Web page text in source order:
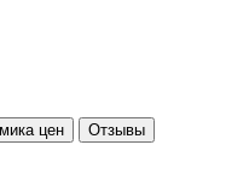
цен
Отзывы